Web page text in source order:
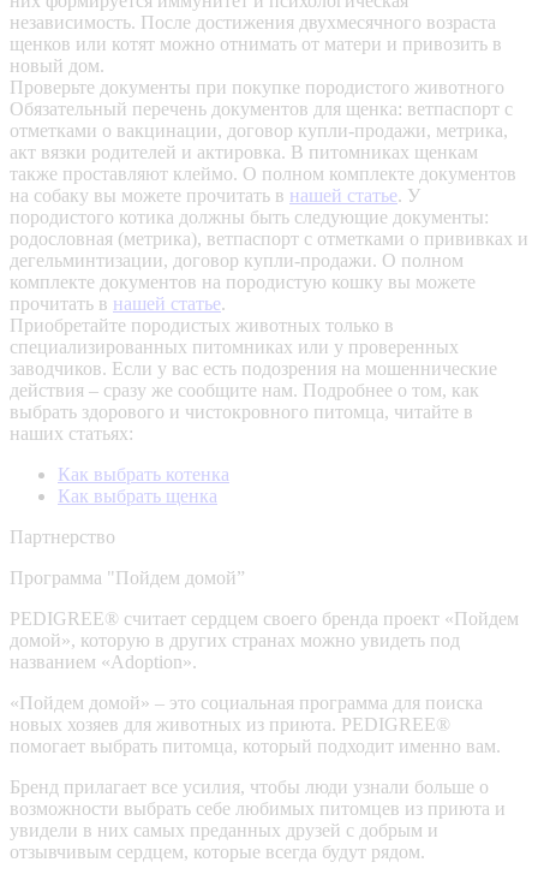
независимость. После достижения двухмесячного возраста
щенков или котят можно отнимать от матери и привозить в
новый дом.
Проверьте документы при покупке породистого животного
Обязательный перечень документов для щенка: ветпаспорт с
отметками о вакцинации, договор купли-продажи, метрика,
акт вязки родителей и актировка. В питомниках щенкам
также проставляют клеймо. О полном комплекте документов
на собаку вы можете прочитать в нашей статье. У
породистого котика должны быть следующие документы:
родословная (метрика), ветпаспорт с отметками о прививках и
дегельминтизации, договор купли-продажи. О полном
комплекте документов на породистую кошку вы можете
прочитать в нашей статье.
Приобретайте породистых животных только в
специализированных питомниках или у проверенных
заводчиков. Если у вас есть подозрения на мошеннические
действия – сразу же сообщите нам. Подробнее о том, как
выбрать здорового и чистокровного питомца, читайте в
наших статьях:
Как выбрать котенка
Как выбрать щенка
Партнерство
Программа "Пойдем домой”
PEDIGREE® считает сердцем своего бренда проект «Пойдем
домой», которую в других странах можно увидеть под
названием «Adoption».
«Пойдем домой» – это социальная программа для поиска
новых хозяев для животных из приюта. PEDIGREE®
помогает выбрать питомца, который подходит именно вам.
Бренд прилагает все усилия, чтобы люди узнали больше о
возможности выбрать себе любимых питомцев из приюта и
увидели в них самых преданных друзей с добрым и
отзывчивым сердцем, которые всегда будут рядом.